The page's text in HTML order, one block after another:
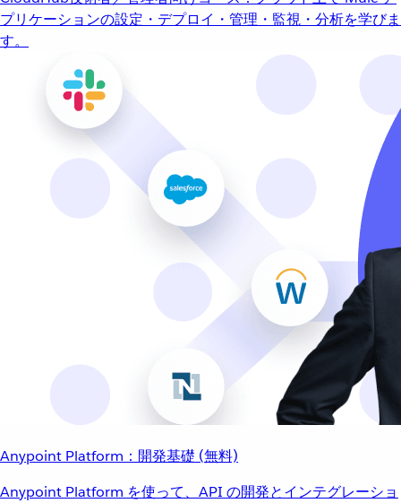
プリケーションの設定・デプロイ・管理・監視・分析を学びま
す。
Anypoint Platform：開発基礎 (無料)
Anypoint Platform を使って、API の開発とインテグレーショ